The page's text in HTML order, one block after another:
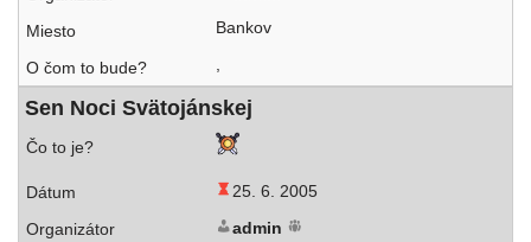
Bankov
,
Sen Noci Svätojánskej
25. 6. 2005
admin